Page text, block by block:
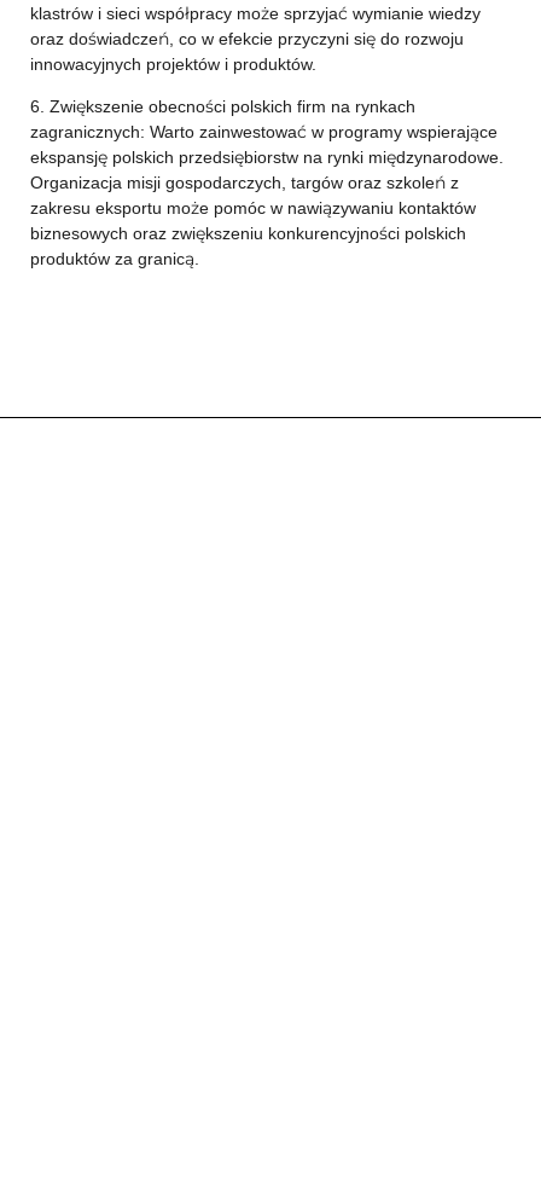
klastrów i sieci współpracy może sprzyjać wymianie wiedzy
oraz doświadczeń, co w efekcie przyczyni się do rozwoju
innowacyjnych projektów i produktów.
6. Zwiększenie obecności polskich firm na rynkach
zagranicznych: Warto zainwestować w programy wspierające
ekspansję polskich przedsiębiorstw na rynki międzynarodowe.
Organizacja misji gospodarczych, targów oraz szkoleń z
zakresu eksportu może pomóc w nawiązywaniu kontaktów
biznesowych oraz zwiększeniu konkurencyjności polskich
produktów za granicą.